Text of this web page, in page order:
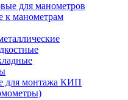
для манометров
к манометрам
для монтажа КИП